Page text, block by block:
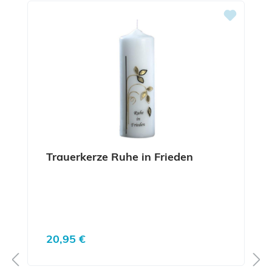
Trauerkerze Ruhe in Frieden
Regulärer Preis:
20,95 €